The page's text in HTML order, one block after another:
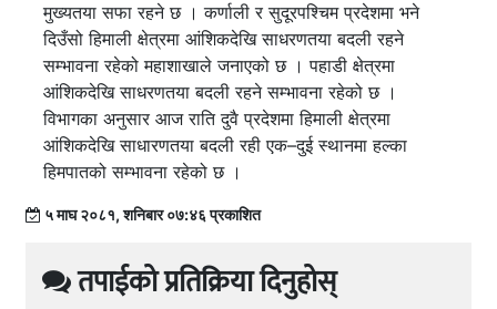
मुख्यतया सफा रहने छ । कर्णाली र सुदूरपश्चिम प्रदेशमा भने
दिउँसो हिमाली क्षेत्रमा आंशिकदेखि साधरणतया बदली रहने
सम्भावना रहेको महाशाखाले जनाएको छ । पहाडी क्षेत्रमा
आंशिकदेखि साधरणतया बदली रहने सम्भावना रहेको छ ।
विभागका अनुसार आज राति दुवै प्रदेशमा हिमाली क्षेत्रमा
आंशिकदेखि साधारणतया बदली रही एक–दुई स्थानमा हल्का
हिमपातको सम्भावना रहेको छ ।
५ माघ २०८१, शनिबार ०७:४६ प्रकाशित
तपाईको प्रतिक्रिया दिनुहोस्